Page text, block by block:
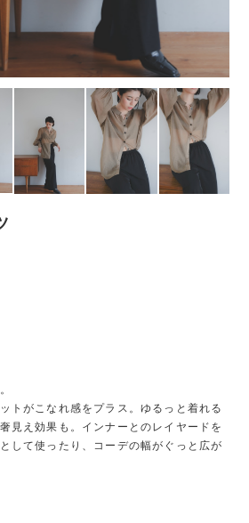
トがこなれ感をプラス。ゆるっと着れる
見え効果も。インナーとのレイヤードを
して使ったり、コーデの幅がぐっと広が